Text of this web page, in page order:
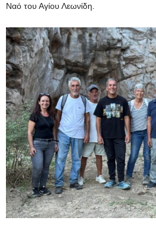
Ναό του Αγίου Λεωνίδη.